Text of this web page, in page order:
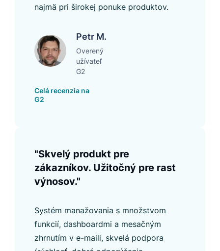
najmä pri širokej ponuke produktov.
Petr M.
Overený
užívateľ
G2
Celá recenzia na
G2
"Skvelý produkt pre
zákazníkov. Užitočný pre rast
výnosov."
Systém manažovania s množstvom
funkcií, dashboardmi a mesačným
zhrnutím v e-maili, skvelá podpora